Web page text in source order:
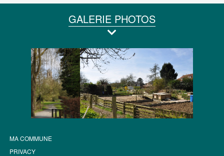
GALERIE PHOTOS
MA COMMUNE
PRIVACY